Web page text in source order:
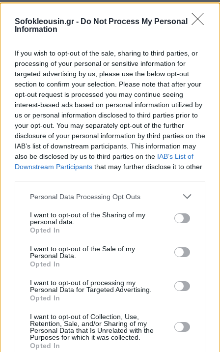
Sofokleousin.gr - Do Not Process My Personal
Information
If you wish to opt-out of the sale, sharing to third parties, or
processing of your personal or sensitive information for
targeted advertising by us, please use the below opt-out
section to confirm your selection. Please note that after your
opt-out request is processed you may continue seeing
interest-based ads based on personal information utilized by
us or personal information disclosed to third parties prior to
your opt-out. You may separately opt-out of the further
disclosure of your personal information by third parties on the
IAB’s list of downstream participants. This information may
also be disclosed by us to third parties on the IAB’s List of
Downstream Participants that may further disclose it to other
Personal Data Processing Opt Outs
I want to opt-out of the Sharing of my
personal data.
Opted In
I want to opt-out of the Sale of my
Personal Data.
Opted In
I want to opt-out of processing my
Personal Data for Targeted Advertising.
Opted In
I want to opt-out of Collection, Use,
Retention, Sale, and/or Sharing of my
Personal Data that Is Unrelated with the
Purposes for which it was collected.
Opted In
πληρώνει κάθε φορά, χάνει τον υποχρεωτικό του
χαρακτήρα με ολέθριες συνέπειες τόσο για τις
συνταξιοδοτικές παροχές των ασφαλισμένων όσο και
συστήματος.
4. Για ποιον λόγο είχε δοθεί κατ’ εξαίρεση
παράταση της ασφαλιστικής ικανότητας από το
2020μέχρι και σήμερα σε συγκεκριμένες ομάδες;
Κατά τη διάρκεια της οικονομικής κρίσης,δόθηκε
κατ’ εξαίρεσηασφαλιστική ικανότητα σε ειδικές
πληθυσμιακές ομάδεςμε κοινωνικά κριτήρια.Το
2020 και εντεύθεν, λόγω της υγειονομικής κρίσης,
παρατάθηκε η κατ’ εξαίρεση χορήγηση ασφαλιστικής
ικανότητας αρχικά για το σύνολο των ασφαλισμένων.
Η τελευταία παράταση, λόγω Covid, μέχρι τις
29/2/2024, δόθηκε με το άρ. 90 του ν. 5018/2023 σε
13 κατηγορίες. Από αυτές, συντρέχει λόγος
τις λοιπές οι λόγοι διατήρησης εξαιρέσεων έχουν
πλέον εκλείψει.
Η πολυπληθέστερη κατηγορία απόκλισης από τον
κανόνα είναι αυτή των μη μισθωτών, στους οποίους